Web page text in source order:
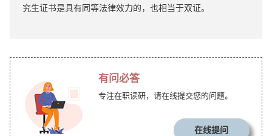
究生证书是具有同等法律效力的，也相当于双证。
有问必答
专注在职读研，请在线提交您的问题。
在线提问